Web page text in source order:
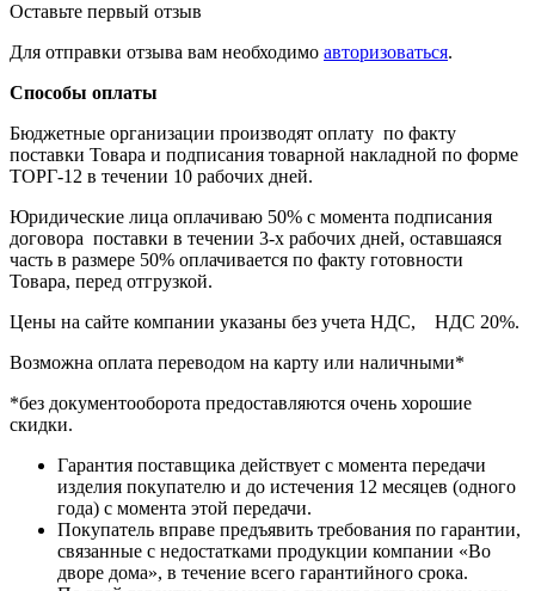
Оставьте первый отзыв
Для отправки отзыва вам необходимо авторизоваться.
Способы оплаты
Бюджетные организации производят оплату по факту
поставки Товара и подписания товарной накладной по форме
ТОРГ-12 в течении 10 рабочих дней.
Юридические лица оплачиваю 50% с момента подписания
договора поставки в течении 3-х рабочих дней, оставшаяся
часть в размере 50% оплачивается по факту готовности
Товара, перед отгрузкой.
Цены на сайте компании указаны без учета НДС, НДС 20%.
Возможна оплата переводом на карту или наличными*
*без документооборота предоставляются очень хорошие
скидки.
Гарантия поставщика действует с момента передачи
изделия покупателю и до истечения 12 месяцев (одного
года) с момента этой передачи.
Покупатель вправе предъявить требования по гарантии,
связанные с недостатками продукции компании «Во
дворе дома», в течение всего гарантийного срока.